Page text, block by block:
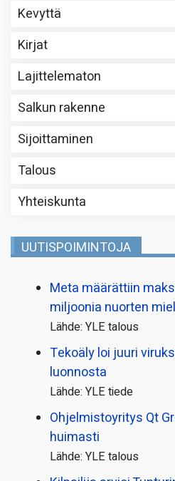
Kevyttä
Kirjat
Lajittelematon
Salkun rakenne
Sijoittaminen
Talous
Yhteiskunta
UUTISPOIMINTOJA
Meta määrättiin
miljoonia nuorten
Lähde: YLE talous
Tekoäly loi juuri
luonnosta
Lähde: YLE tiede
Ohjelmistoyritys Qt
huimasti
Lähde: YLE talous